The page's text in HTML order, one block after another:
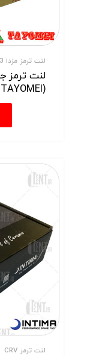
لنت ترمز مزدا 3 1386 تا 1398 (BL) (BK)
(TAYOMEI)
لنت ترمز CRV